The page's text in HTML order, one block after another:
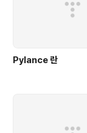
특히 오프라인 커뮤니
Pylance 란